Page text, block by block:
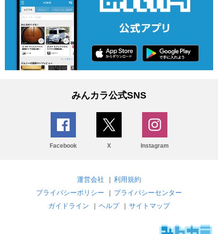
みんカラ公式SNS
Facebook X Instagram
運営会社 | 利用規約
プライバシーポリシー
| プライバシーセンター
ガイドライン
| ヘルプ | サイトマップ